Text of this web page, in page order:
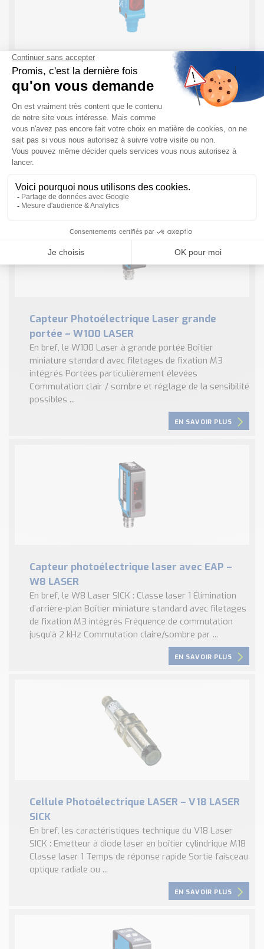
Capteurs photoélectriques pour petits objets
W4SL-3 SICK
Quelques Caractéristiques sur le W4SL : Spot laser
précis, classe laser 1 Touche d’apprentissage
permettant de commuter entre la détection des objets
transparents et des objets non-transparents Portées
de 25 ...
Capteur Photoélectrique Laser grande
portée – W100 LASER
En bref, le W100 Laser à grande portée Boîtier
miniature standard avec filetages de fixation M3
intégrés Portées particulièrement élevées
Commutation clair / sombre et réglage de la sensibilité
possibles ...
EN SAVOIR PLUS
Capteur photoélectrique laser avec EAP –
W8 LASER
En bref, le W8 Laser SICK : Classe laser 1 Élimination
d’arrière-plan Boîtier miniature standard avec filetages
de fixation M3 intégrés Fréquence de commutation
jusqu’à 2 kHz Commutation claire/sombre par ...
EN SAVOIR PLUS
Cellule Photoélectrique LASER – V18 LASER
SICK
En bref, les caractéristiques technique du V18 Laser
SICK : Emetteur à diode laser en boîtier cylindrique M18
Classe laser 1 Temps de réponse rapide Sortie faisceau
optique radiale ou ...
EN SAVOIR PLUS